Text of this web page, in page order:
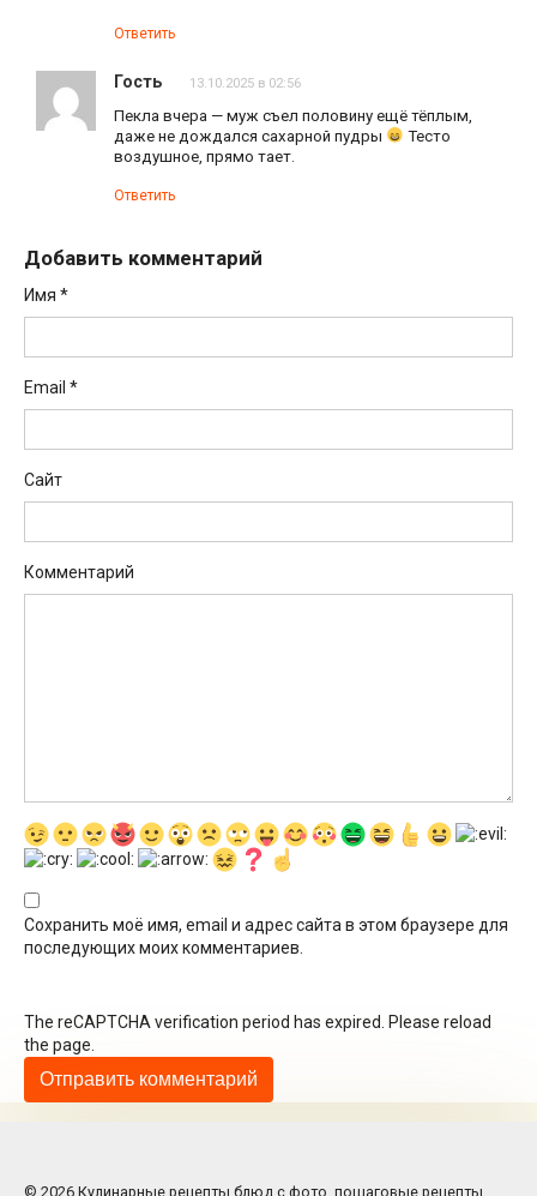
Ответить
Гость 13.10.2025 в 02:56
Пекла вчера — муж съел половину ещё тёплым,
даже не дождался сахарной пудры
Тесто
воздушное, прямо тает.
Ответить
Добавить комментарий
Имя *
Email *
Сайт
Комментарий
Сохранить моё имя, email и адрес сайта в этом браузере для
последующих моих комментариев.
The reCAPTCHA verification period has expired. Please reload
the page.
© 2026 Кулинарные рецепты блюд с фото, пошаговые рецепты,